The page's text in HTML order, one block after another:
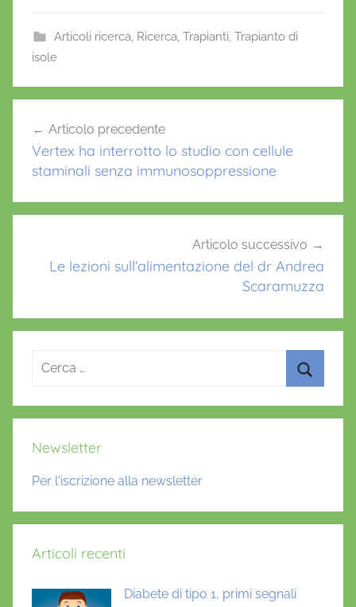
e
o
o
k
er l
s
p
e
Articoli ricerca, Ricerca, Trapianti, Trapianto di
isole
A
D
2
0
F
R
R
,
articoli
Articolo precedente
Vertex ha interrotto lo studio con cellule
staminali senza immunosoppressione
Articolo successivo
Le lezioni sull’alimentazione del dr Andrea
Scaramuzza
Ricerca
Newsletter
Per l'iscrizione alla newsletter
Articoli recenti
Diabete di tipo 1, primi segnali